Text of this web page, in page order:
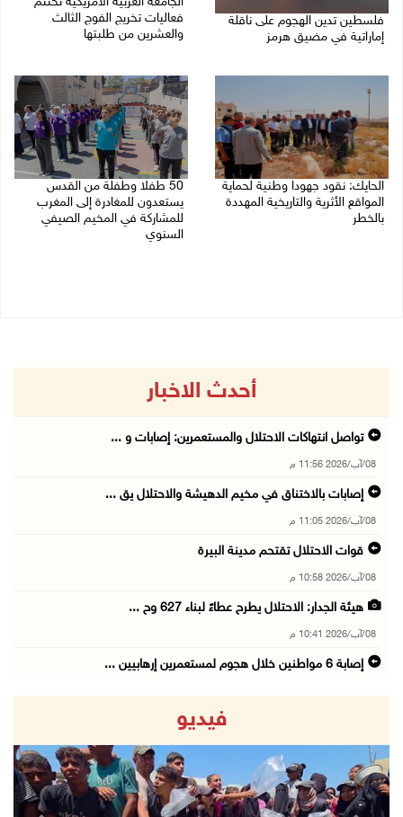
فلسطين تدين الهجوم على ناقلة
إماراتية في مضيق هرمز
فعاليات تخريج الفوج الثالث
والعشرين من طلبتها
الحايك: نقود جهودا وطنية لحماية
المواقع الأثرية والتاريخية المهددة
بالخطر
50 طفلا وطفلة من القدس
يستعدون للمغادرة إلى المغرب
للمشاركة في المخيم الصيفي
السنوي
أحدث الاخبار
تواصل انتهاكات الاحتلال والمستعمرين: إصابات و ...
08/آب/2026 11:56 م
إصابات بالاختناق في مخيم الدهيشة والاحتلال يق ...
08/آب/2026 11:05 م
قوات الاحتلال تقتحم مدينة البيرة
08/آب/2026 10:58 م
هيئة الجدار: الاحتلال يطرح عطاءً لبناء 627 وح ...
08/آب/2026 10:41 م
إصابة 6 مواطنين خلال هجوم لمستعمرين إرهابيين ...
الاحتلال يحتجز مواطنين من طمون ومخيم الفارعة
08/آب/2026 09:33 م
الاحتلال يقتحم قرية المغير شمال شرق رام الله
08/آب/2026 09:32 م
فيديو